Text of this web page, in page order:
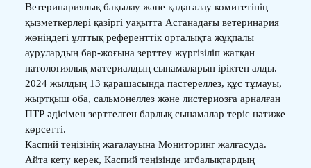
Ветеринариялық бақылау және қадағалау комитетінің
қызметкерлері қазіргі уақытта Астанадағы ветеринария
жөніндегі ұлттық референттік орталықта жұқпалы
аурулардың бар-жоғына зерттеу жүргізіліп жатқан
патологиялық материалдың сынамаларын іріктеп алды.
2024 жылдың 13 қарашасында пастереллез, құс тұмауы,
жыртқыш оба, сальмонеллез және листериозға арналған
ПТР әдісімен зерттелген барлық сынамалар теріс нәтиже
көрсетті.
Каспий теңізінің жағалауына Мониторинг жалғасуда.
Айта кету керек, Каспий теңізінде итбалықтардың